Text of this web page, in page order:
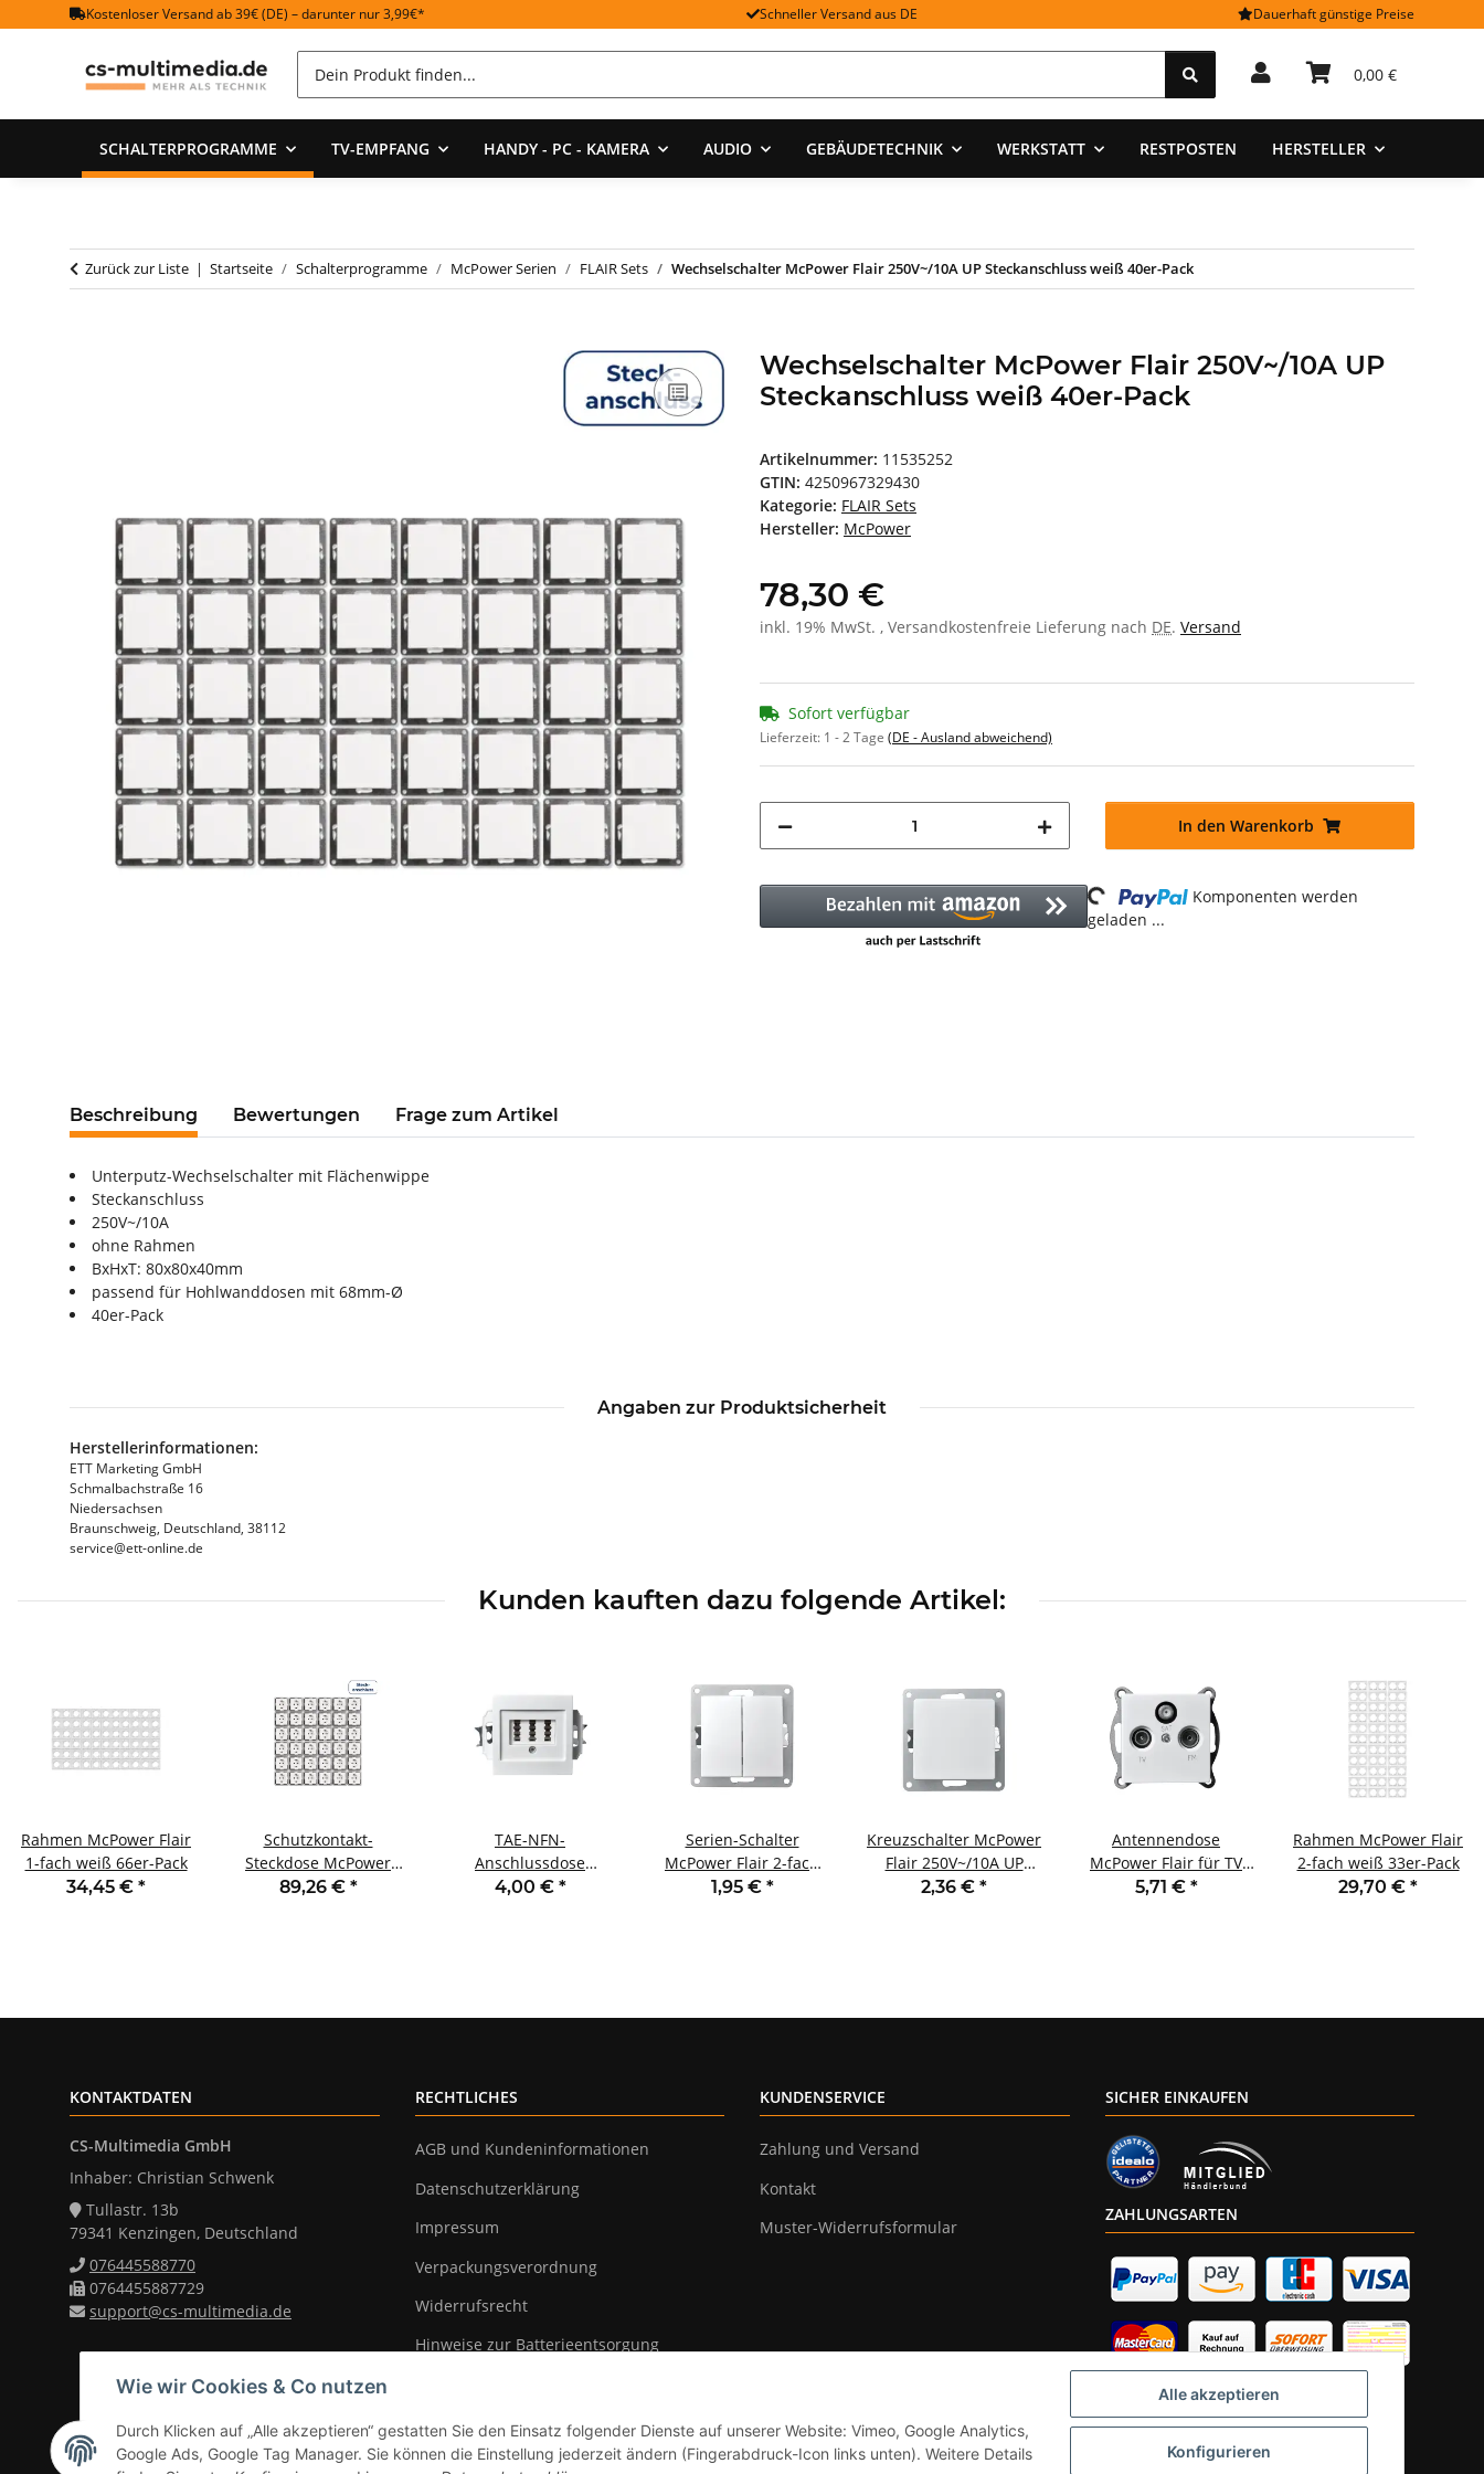
Alle akzeptieren
Konfigurieren
Wie wir Cookies & Co nutzen
Durch Klicken auf „Alle akzeptieren“ gestatten Sie den Einsatz folgender Dienste auf unserer Website: Vimeo, Google Analytics,
Google Ads, Google Tag Manager. Sie können die Einstellung jederzeit ändern (Fingerabdruck-Icon links unten). Weitere Details
Kostenloser Versand ab 39€ (DE) – darunter nur 3,99€* Schneller Versand aus DE Dauerhaft günstige Preise
0,00 €
SCHALTERPROGRAMME TV-EMPFANG HANDY - PC - KAMERA AUDIO GEBÄUDETECHNIK WERKSTATT RESTPOSTEN HERSTELLER
Zurück zur Liste Startseite Schalterprogramme McPower Serien FLAIR Sets Wechselschalter McPower Flair 250V~/10A UP Steckanschluss weiß 40er-Pack
Wechselschalter McPower Flair 250V~/10A UP
Steckanschluss weiß 40er-Pack
Artikelnummer: 11535252
GTIN: 4250967329430
Kategorie: FLAIR Sets
Hersteller: McPower
78,30 €
inkl. 19% MwSt. , Versandkostenfreie Lieferung nach DE. Versand
Sofort verfügbar
Lieferzeit: 1 - 2 Tage (DE - Ausland abweichend)
In den Warenkorb
Loading...
Komponenten werden
geladen ...
Beschreibung Bewertungen Frage zum Artikel
Unterputz-Wechselschalter mit Flächenwippe
Steckanschluss
250V~/10A
ohne Rahmen
BxHxT: 80x80x40mm
passend für Hohlwanddosen mit 68mm-Ø
40er-Pack
Angaben zur Produktsicherheit
Herstellerinformationen:
ETT Marketing GmbH
Schmalbachstraße 16
Niedersachsen
Braunschweig, Deutschland, 38112
service@ett-online.de
Kunden kauften dazu folgende Artikel:
Rahmen McPower Flair
1-fach weiß 66er-Pack
34,45 € *
Schutzkontakt-
Steckdose McPower
Flair 250V~/16A UP
89,26 € *
TAE-NFN-
Anschlussdose
McPower Flair UP weiß
4,00 € *
Serien-Schalter
McPower Flair 2-fach
250V~/10A UP weiß
1,95 € *
Kreuzschalter McPower
Flair 250V~/10A UP
weiß
2,36 € *
Antennendose
McPower Flair für TV
Radio und Sat UP weiß
5,71 € *
Rahmen McPower Flair
2-fach weiß 33er-Pack
29,70 € *
KONTAKTDATEN
CS-Multimedia GmbH
Inhaber: Christian Schwenk
Tullastr. 13b
79341 Kenzingen, Deutschland
076445588770
0764455887729
support@cs-multimedia.de
RECHTLICHES
AGB und Kundeninformationen
Datenschutzerklärung
Impressum
Verpackungsverordnung
Widerrufsrecht
Hinweise zur Batterieentsorgung
KUNDENSERVICE
Zahlung und Versand
Kontakt
Muster-Widerrufsformular
SICHER EINKAUFEN
ZAHLUNGSARTEN
Vertrag widerrufen